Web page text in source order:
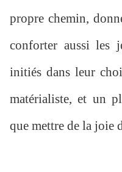
propre chemin,
conforter aussi les
initiés dans leur
matérialiste, et un
que mettre de la joie
Jean-